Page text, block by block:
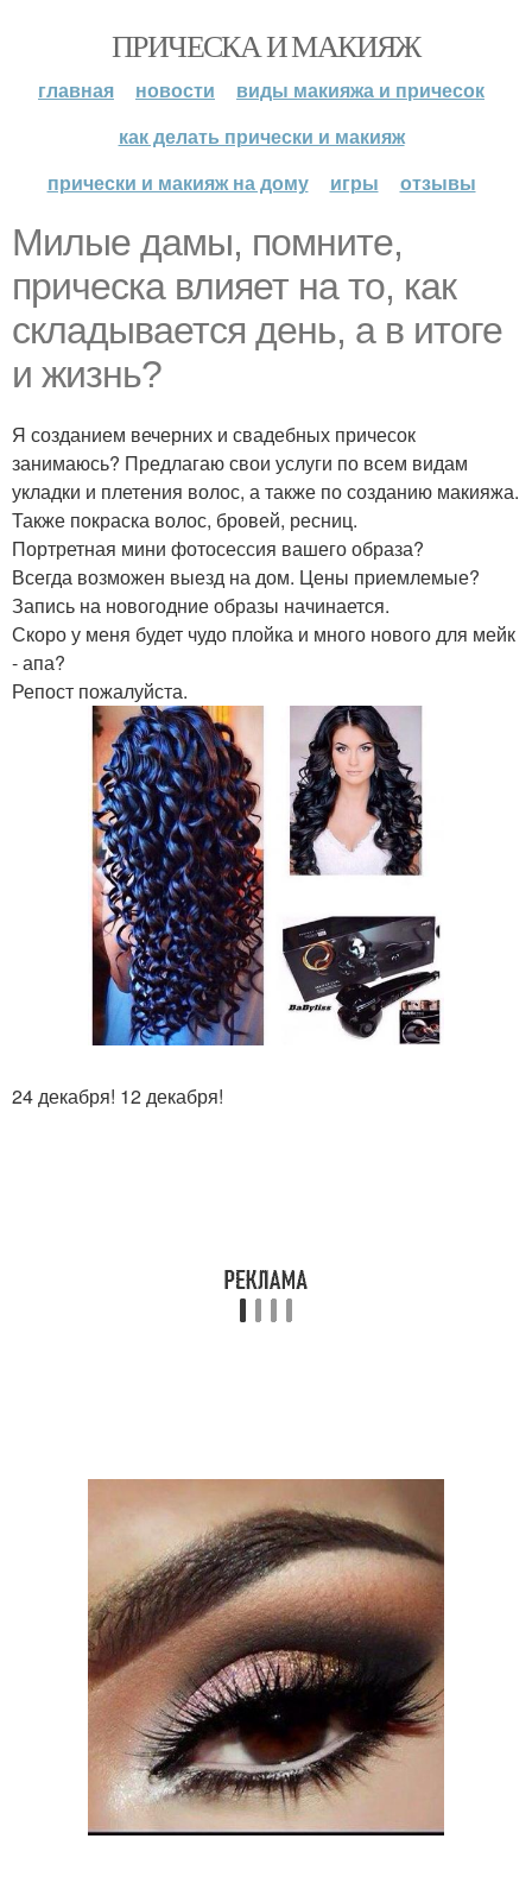
ПРИЧЕСКА И МАКИЯЖ
главная новости
виды макияжа и причесок
как делать прически и макияж
прически и макияж на дому
игры отзывы
Милые дамы, помните,
прическа влияет на то, как
складывается день, а в итоге
и жизнь?
Я созданием вечерних и свадебных причесок
занимаюсь? Предлагаю свои услуги по всем видам
укладки и плетения волос, а также по созданию макияжа.
Также покраска волос, бровей, ресниц.
Портретная мини фотосессия вашего образа?
Всегда возможен выезд на дом. Цены приемлемые?
Запись на новогодние образы начинается.
Скоро у меня будет чудо плойка и много нового для мейк
- апа?
Репост пожалуйста.
24 декабря! 12 декабря!